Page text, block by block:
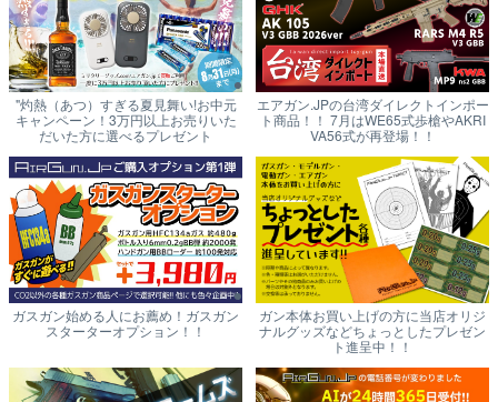
"灼熱（あつ）すぎる夏見舞い!お中元
キャンペーン！3万円以上お売りいた
だいた方に選べるプレゼント
エアガン.JPの台湾ダイレクトインポー
ト商品！！ 7月はWE65式歩槍やAKRI
VA56式が再登場！！
ガスガン始める人にお薦め！ガスガン
スターターオプション！！
ガン本体お買い上げの方に当店オリジ
ナルグッズなどちょっとしたプレゼン
ト進呈中！！